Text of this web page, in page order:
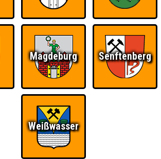
RESERVIERUNG BUCHEN FAQ
Magdeburg Senftenberg
Weißwasser